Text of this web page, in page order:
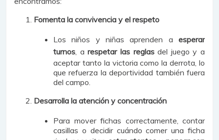
Fomenta la convivencia y el respeto
Los niños y niñas aprenden a esperar
turnos, arespetar las reglasdel juego y a
aceptar tanto la victoria como la derrota, lo
que refuerza la deportividad también fuera
del campo.
Desarrolla la atención y concentración
Para mover fichas correctamente, contar
casillas o decidir cuándo comer una ficha